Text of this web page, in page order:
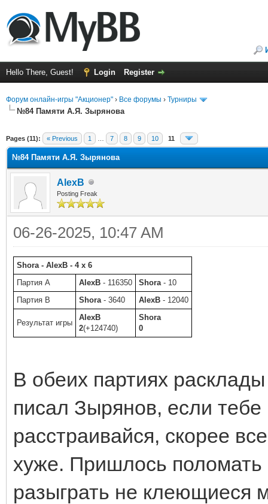
Hello There, Guest! Login Register
Форум онлайн-игры "Акционер" › Все форумы › Турниры
№84 Памяти А.Я. Зырянова
Pages (11): « Previous 1 7 8 9 10 11
№84 Памяти А.Я. Зырянова
AlexB
Posting Freak
06-26-2025, 10:47 AM
Shora - AlexB - 4 x 6
Партия A
AlexB - 116350 Shora - 10
Партия B
Shora - 3640 AlexB - 12040
Результат игры
AlexB
2(+124740)
Shora
0
В обеих партиях
писал Зырянов, если
расстраивайся, скорее
хуже. Пришлось поломать
разыграть не клеющиеся